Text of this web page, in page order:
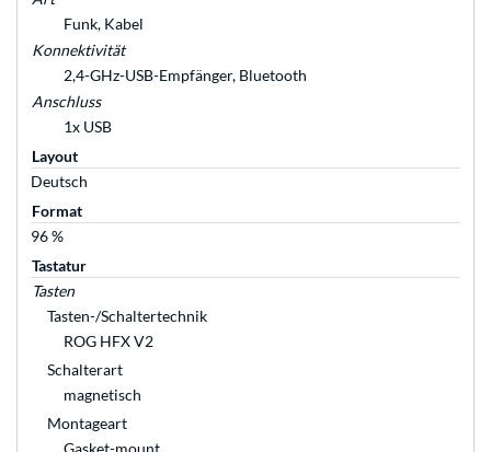
Funk, Kabel
Konnektivität
2,4-GHz-USB-Empfänger, Bluetooth
Anschluss
1x USB
Layout
Deutsch
Format
96 %
Tastatur
Tasten
Tasten-/Schaltertechnik
ROG HFX V2
Schalterart
magnetisch
Montageart
Gasket-mount